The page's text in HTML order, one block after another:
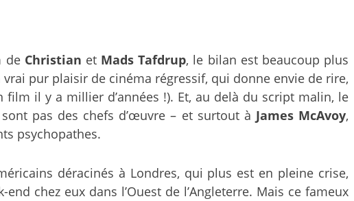
de Christian et Mads Tafdrup, le bilan est beaucoup plus
pur plaisir de cinéma régressif, qui donne envie de rire,
il y a millier d’années !). Et, au delà du script malin, le
pas des chefs d’œuvre – et surtout à James McAvoy,
psychopathes.
déracinés à Londres, qui plus est en pleine crise,
chez eux dans l’Ouest de l’Angleterre. Mais ce fameux